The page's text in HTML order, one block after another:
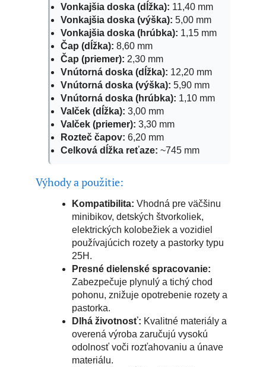
Vonkajšia doska (dĺžka): 11,40 mm
Vonkajšia doska (výška): 5,00 mm
Vonkajšia doska (hrúbka): 1,15 mm
Čap (dĺžka): 8,60 mm
Čap (priemer): 2,30 mm
Vnútorná doska (dĺžka): 12,20 mm
Vnútorná doska (výška): 5,90 mm
Vnútorná doska (hrúbka): 1,10 mm
Valček (dĺžka): 3,00 mm
Valček (priemer): 3,30 mm
Rozteč čapov: 6,20 mm
Celková dĺžka reťaze: ~745 mm
Výhody a použitie:
Kompatibilita: Vhodná pre väčšinu
minibikov, detských štvorkoliek,
elektrických kolobežiek a vozidiel
používajúcich rozety a pastorky typu
25H.
Presné dielenské spracovanie:
Zabezpečuje plynulý a tichý chod
pohonu, znižuje opotrebenie rozety a
pastorka.
Dlhá životnosť: Kvalitné materiály a
overená výroba zaručujú vysokú
odolnosť voči rozťahovaniu a únave
materiálu.